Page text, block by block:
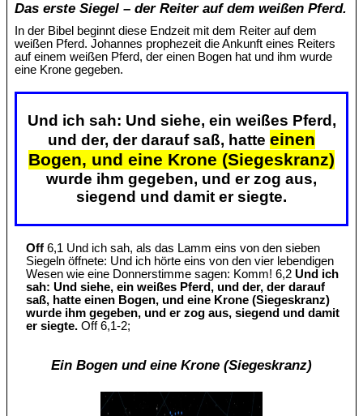
Das erste Siegel – der Reiter auf dem weißen Pferd.
In der Bibel beginnt diese Endzeit mit dem Reiter auf dem
weißen Pferd. Johannes prophezeit die Ankunft eines Reiters
auf einem weißen Pferd, der einen Bogen hat und ihm wurde
eine Krone gegeben.
Und ich sah: Und siehe, ein weißes Pferd,
und der, der darauf saß, hatte einen
Bogen, und eine Krone (Siegeskranz)
wurde ihm gegeben, und er zog aus,
siegend und damit er siegte.
Off 6,1 Und ich sah, als das Lamm eins von den sieben
Siegeln öffnete: Und ich hörte eins von den vier lebendigen
Wesen wie eine Donnerstimme sagen: Komm! 6,2Und ich
sah: Und siehe, ein weißes Pferd, und der, der darauf
saß, hatte einen Bogen, und eine Krone (Siegeskranz)
wurde ihm gegeben, und er zog aus, siegend und damit
er siegte. Off 6,1-2;
Ein Bogen und eine Krone (Siegeskranz)